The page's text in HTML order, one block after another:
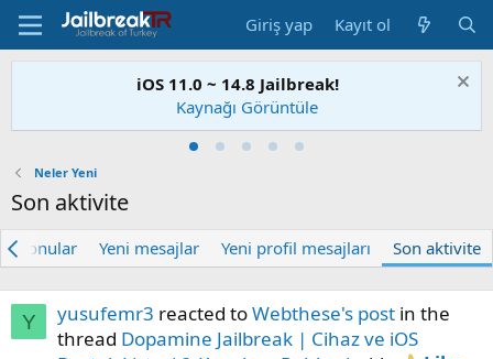
Giriş yap Kayıt ol
iOS 11.0 ~ 14.8 Jailbreak!
Kaynağı Görüntüle
Neler Yeni
Son aktivite
Konular Yeni mesajlar Yeni profil mesajları Son aktivite
Y yusufemr3 reacted toWebthese's post in the
thread Dopamine Jailbreak | Cihaz ve iOS